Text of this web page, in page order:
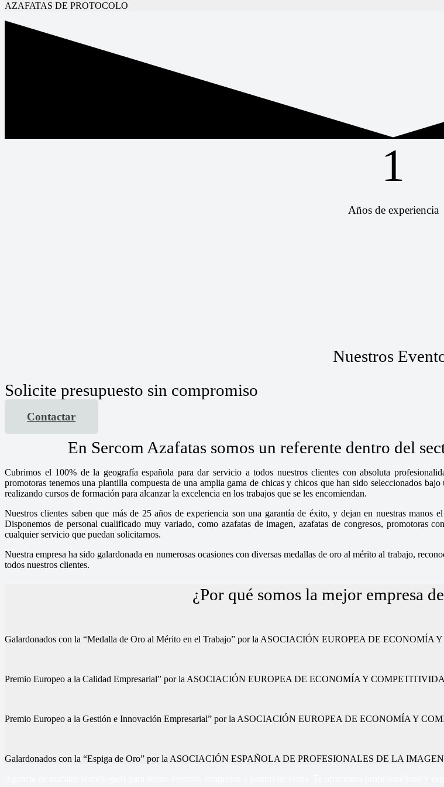
AZAFATAS DE PROTOCOLO
1
Años de experiencia
Nuestros
Solicite presupuesto sin compromiso
Contactar
En Sercom Azafatas somos un referente dentro del
Cubrimos el 100% de la geografía española para dar servicio a todos nuestros clientes con absoluta
promotoras tenemos una plantilla compuesta de una amplia gama de chicas y chicos que han sido seleccionados
realizando cursos de formación para alcanzar la excelencia en los trabajos que se les encomiendan.
Nuestros clientes saben que más de 25 años de experiencia son una garantía de éxito, y dejan en nuestras
Disponemos de personal cualificado muy variado, como azafatas de imagen, azafatas de congresos, promotoras
cualquier servicio que puedan solicitarnos.
Nuestra empresa ha sido galardonada en numerosas ocasiones con diversas medallas de oro al mérito al trabajo,
todos nuestros clientes.
¿Por qué somos la mejor empresa
Galardonados con la “Medalla de Oro al Mérito en el Trabajo” por la ASOCIACIÓN EUROPEA DE ECONOMÍA
Premio Europeo a la Calidad Empresarial” por la ASOCIACIÓN EUROPEA DE ECONOMÍA Y
Premio Europeo a la Gestión e Innovación Empresarial” por la ASOCIACIÓN EUROPEA DE ECONOMÍA Y
Galardonados con la “Espiga de Oro” por la ASOCIACIÓN ESPAÑOLA DE PROFESIONALES DE LA IMAGEN